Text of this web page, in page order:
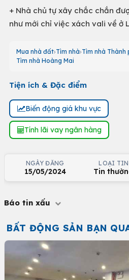
+ Nhà chủ tự xây chắc chắn
như mới chỉ việc xách vali về ở
Mua nhà đất Tìm nhà Tìm nhà Thành
Tìm nhà Hoàng Mai
Tiện ích & Đặc điểm
Biến động giá khu vực
Tính lãi vay ngân hàng
NGÀY ĐĂNG
15/05/2024
LOẠI TIN
Tin
Báo tin xấu
BẤT ĐỘNG SẢN BẠN